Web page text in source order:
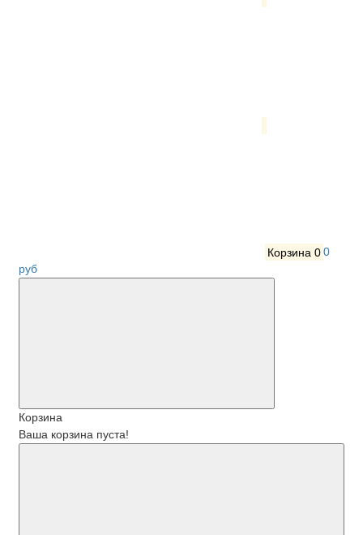
Корзина 00
руб
Корзина
Ваша корзина пуста!